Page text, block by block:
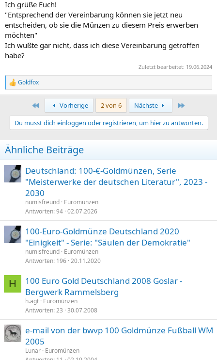
:
Ich grüße Euch!
"Entsprechend der Vereinbarung können sie jetzt neu
entscheiden, ob sie die Münzen zu diesem Preis erwerben
möchten"
Ich wußte gar nicht, dass ich diese Vereinbarung getroffen
habe?
Zuletzt bearbeitet: 19.06.2024
R
e
t
o
n
e
n
:
Goldfox
Erste Vorherige 2 von 6 Nächste
Du musst dich einloggen oder registrieren, um hier zu antworten.
Ähnliche Beiträge
Deutschland: 100-€-Goldmünzen, Serie
"Meisterwerke der deutschen Literatur", 2023 -
2030
numisfreund Euromünzen
Antworten 94 02.07.2026
100-Euro-Goldmünze Deutschland 2020
"Einigkeit" - Serie: "Säulen der Demokratie"
numisfreund Euromünzen
Antworten 196 20.11.2020
H
100 Euro Gold Deutschland 2008 Goslar -
Bergwerk Rammelsberg
h.agt Euromünzen
Antworten 23 30.07.2008
e-mail von der bwvp 100 Goldmünze Fußball WM
2005
Lunar Euromünzen